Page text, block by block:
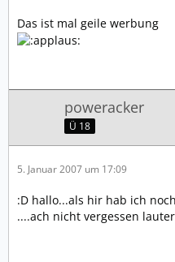
Das ist mal geile werbung
poweracker
Ü 18
5. Januar 2007 um 17:09
:D hallo...als hir hab ich noch
....ach nicht vergessen